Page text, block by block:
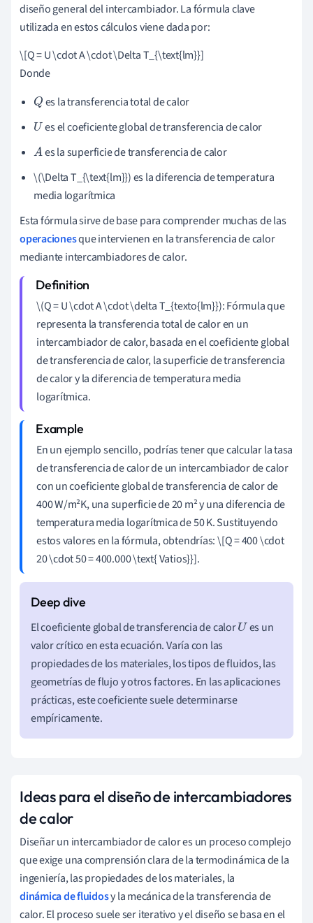
diseño general del intercambiador. La fórmula clave
utilizada en estos cálculos viene dada por:
\[Q = U \cdot A \cdot \Delta T_{\text{lm}}]
Donde
Q es la transferencia total de calor
U es el coeficiente global de transferencia de calor
A es la superficie de transferencia de calor
\(\Delta T_{\text{lm}}) es la diferencia de temperatura
media logarítmica
Esta fórmula sirve de base para comprender muchas de las
operacionesque intervienen en la transferencia de calor
mediante intercambiadores de calor.
\(Q = U \cdot A \cdot \delta T_{texto{lm}}): Fórmula que
representa la transferencia total de calor en un
intercambiador de calor, basada en el coeficiente global
de transferencia de calor, la superficie de transferencia
de calor y la diferencia de temperatura media
logarítmica.
En un ejemplo sencillo, podrías tener que calcular la tasa
de transferencia de calor de un intercambiador de calor
con un coeficiente global de transferencia de calor de
400 W/m²K, una superficie de 20 m² y una diferencia de
temperatura media logarítmica de 50 K. Sustituyendo
estos valores en la fórmula, obtendrías: \[Q = 400 \cdot
20 \cdot 50 = 400.000 \text{ Vatios}}].
El coeficiente global de transferencia de calorUes un
valor crítico en esta ecuación. Varía con las
propiedades de los materiales, los tipos de fluidos, las
geometrías de flujo y otros factores. En las aplicaciones
prácticas, este coeficiente suele determinarse
empíricamente.
Ideas para el diseño de intercambiadores
de calor
Diseñar un intercambiador de calor es un proceso complejo
que exige una comprensión clara de la termodinámica de la
ingeniería, las propiedades de los materiales, la
dinámica de fluidosy la mecánica de la transferencia de
calor. El proceso suele ser iterativo y el diseño se basa en el